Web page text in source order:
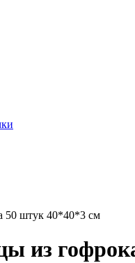
50 штук 40*40*3 см
из